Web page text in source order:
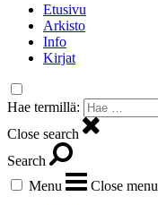
Etusivu
Arkisto
Info
Kirjat
Hae termillä:
Close search
Search
Menu
Close menu